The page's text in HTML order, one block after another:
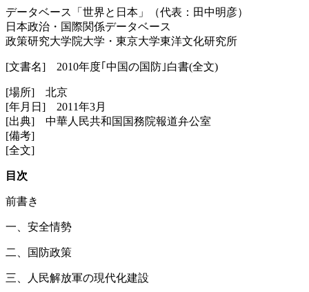
データベース「世界と日本」（代表：田中明彦）
日本政治・国際関係データベース
政策研究大学院大学・東京大学東洋文化研究所
[文書名] 2010年度｢中国の国防｣白書(全文)
[場所] 北京
[年月日] 2011年3月
[出典] 中華人民共和国国務院報道弁公室
[備考]
[全文]
目次
前書き
一、安全情勢
二、国防政策
三、人民解放軍の現代化建設